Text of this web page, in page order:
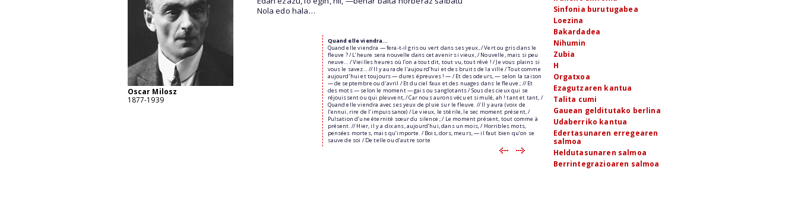
Oscar Milosz
1877-1939
Sinfonia burutugabea
Loezina
Bakardadea
Nihumin
Zubia
H
Orgatxoa
Ezagutzaren kantua
Talita cumi
Gauean gelditutako berlina
Udaberriko kantua
Edertasunaren erregearen
salmoa
Heldutasunaren salmoa
Berrintegrazioaren salmoa
Nola edo hala…
Quand elle viendra…
Quand elle viendra — fera-t-il gris ou vert dans ses yeux, / Vert ou gris dans le
fleuve ? / L’heure sera nouvelle dans cet avenir si vieux, / Nouvelle, mais si peu
neuve… / Vieilles heures où l’on a tout dit, tout vu, tout rêvé ! / Je vous plains si
vous le savez… // Il y aura de l’aujourd’hui et des bruits de la ville / Tout comme
aujourd’hui et toujours — dures épreuves ! — / Et des odeurs, — selon la saison
— de septembre ou d’avril / Et du ciel faux et des nuages dans le fleuve ; // Et
des mots — selon le moment — gais ou sanglotants / Sous des cieux qui se
réjouissent ou qui pleuvent, / Car nous aurons vécu et simulé, ah ! tant et tant, /
Quand elle viendra avec ses yeux de pluie sur le fleuve. // Il y aura (voix de
l’ennui, rire de l’impuissance) / Le vieux, le stérile, le sec moment présent, /
Pulsation d’une éternité sœur du silence ; / Le moment présent, tout comme à
présent. // Hier, il y a dix ans, aujourd’hui, dans un mois, / Horribles mots,
pensées mortes, mais qu’importe. / Bois, dors, meurs, — il faut bien qu’on se
sauve de soi / De telle ou d’autre sorte